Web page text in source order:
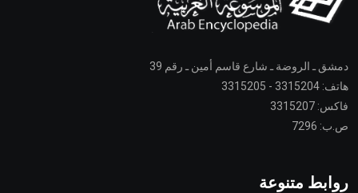
دمشق ـ الروضة ـ شارع قاسم أمين ـ رقم 39
هاتف: 3315204 - 3315205
فاكس: 3315207
ص.ب: 7296
روابط متنوعة